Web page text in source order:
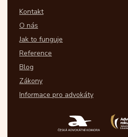
Kontakt
O nás
Jak to funguje
Reference
Blog
Zákony
Informace pro advokáty